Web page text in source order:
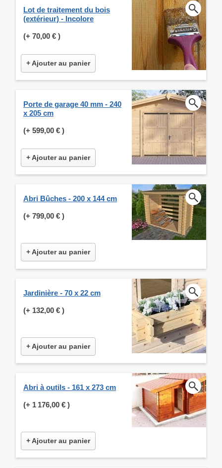
Lot de traitement du bois
(extérieur) - Incolore
(+ 70,00 € )
+ Ajouter au panier
Porte de garage 40 mm - 240
x 205 cm
(+ 599,00 € )
+ Ajouter au panier
Abri Bûches - 200 x 144 cm
(+ 799,00 € )
+ Ajouter au panier
Jardinière - 70 x 22 cm
(+ 132,00 € )
+ Ajouter au panier
Abri à outils - 161 x 273 cm
(+ 1 176,00 € )
+ Ajouter au panier